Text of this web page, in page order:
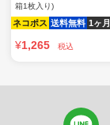
箱1枚入り)
ネコポス 送料無料 1ヶ月
¥1,265 税込